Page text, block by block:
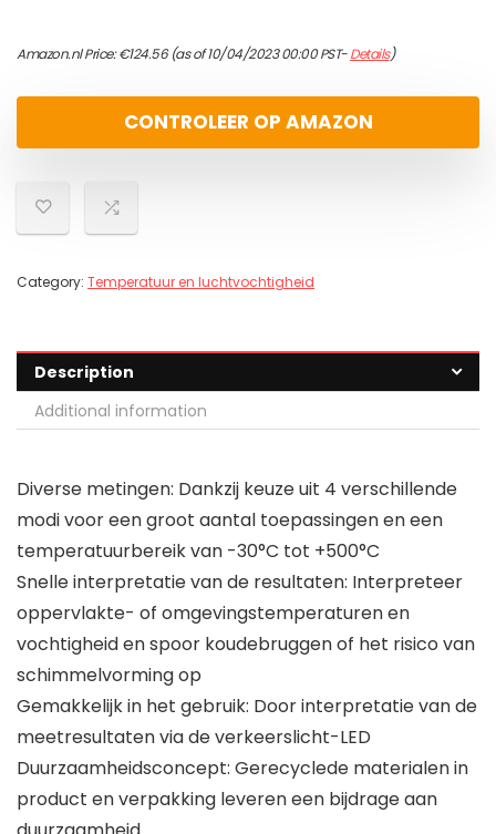
Amazon.nl Price:€124.56(as of 10/04/2023 00:00 PST-Details)
CONTROLEER OP AMAZON
Category: Temperatuur en luchtvochtigheid
Description
Additional information
Diverse metingen: Dankzij keuze uit 4 verschillende
modi voor een groot aantal toepassingen en een
temperatuurbereik van -30°C tot +500°C
Snelle interpretatie van de resultaten: Interpreteer
oppervlakte- of omgevingstemperaturen en
vochtigheid en spoor koudebruggen of het risico van
schimmelvorming op
Gemakkelijk in het gebruik: Door interpretatie van de
meetresultaten via de verkeerslicht-LED
Duurzaamheidsconcept: Gerecyclede materialen in
product en verpakking leveren een bijdrage aan